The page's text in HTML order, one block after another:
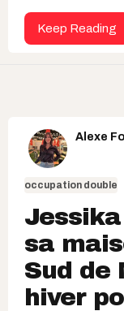
Keep Reading
Alexe
occupation double
sa
Sud de
hiver